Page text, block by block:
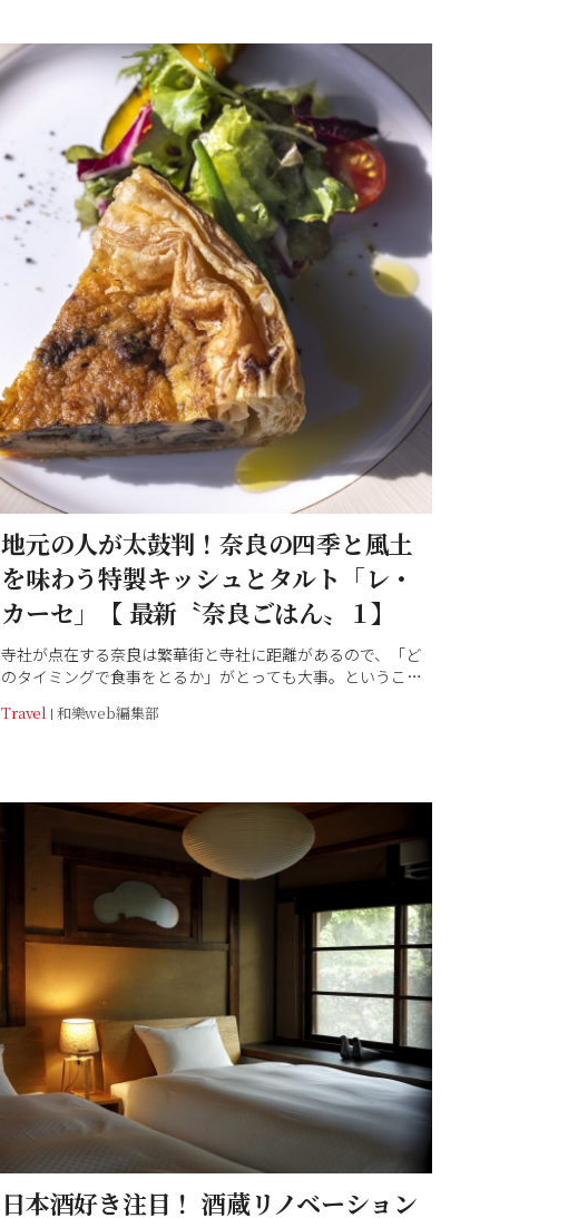
地元の人が太鼓判！奈良の四季と風土
を味わう特製キッシュとタルト「レ・
カーセ」【 最新〝奈良ごはん〟１】
寺社が点在する奈良は繁華街と寺社に距離があるので、「ど
のタイミングで食事をとるか」がとっても大事。ということ
店をリサーチ。滞在時間を上手に使って、進化する奈良の食
Travel 和樂web編集部
日本酒好き注目！ 酒蔵リノベーション